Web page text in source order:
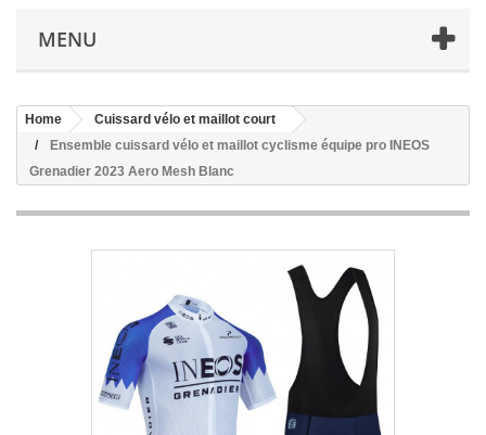
MENU
Home
Cuissard vélo et maillot court
Ensemble cuissard vélo et maillot cyclisme équipe pro INEOS
Grenadier 2023 Aero Mesh Blanc